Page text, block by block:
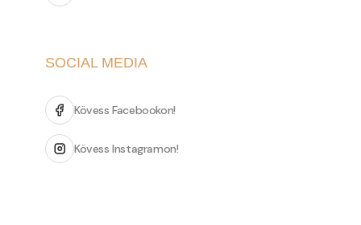
SOCIAL MEDIA
Kövess Facebookon!
Kövess Instagramon!